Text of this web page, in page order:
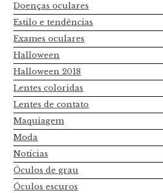
Doenças oculares
Estilo e tendências
Exames oculares
Halloween
Halloween 2018
Lentes coloridas
Lentes de contato
Maquiagem
Moda
Notícias
Óculos de grau
Óculos escuros